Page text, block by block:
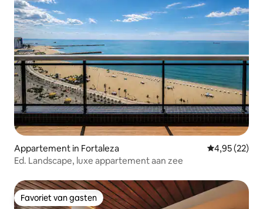
Appartement in Fortaleza Gemiddelde
4,95 (22)
Ed. Landscape, luxe appartement aan zee
Favoriet van gasten
Favoriet van gasten